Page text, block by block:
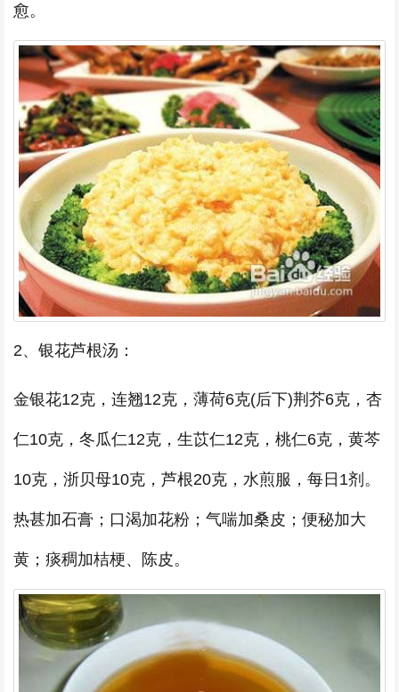
愈。
2、银花芦根汤：
金银花12克，连翘12克，薄荷6克(后下)荆芥6克，杏
仁10克，冬瓜仁12克，生苡仁12克，桃仁6克，黄芩
10克，浙贝母10克，芦根20克，水煎服，每日1剂。
热甚加石膏；口渴加花粉；气喘加桑皮；便秘加大
黄；痰稠加桔梗、陈皮。